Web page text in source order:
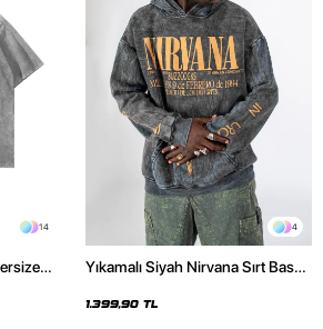
14 4
Yıkamalı Siyah Nirvana Sırt Baskılı
1.399,90 TL